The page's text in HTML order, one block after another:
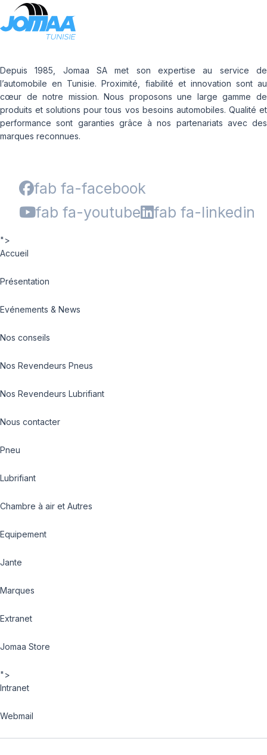
Depuis 1985, Jomaa SA met son expertise au service de
l’automobile en Tunisie. Proximité, fiabilité et innovation sont au
cœur de notre mission. Nous proposons une large gamme de
produits et solutions pour tous vos besoins automobiles. Qualité et
performance sont garanties grâce à nos partenariats avec des
marques reconnues.
fab fa-facebook
fab fa-youtube
fab fa-linkedin
">
Accueil
Présentation
Evénements & News
Nos conseils
Nos Revendeurs Pneus
Nos Revendeurs Lubrifiant
Nous contacter
Pneu
Lubrifiant
Chambre à air et Autres
Equipement
Jante
Marques
Extranet
Jomaa Store
">
Intranet
Webmail